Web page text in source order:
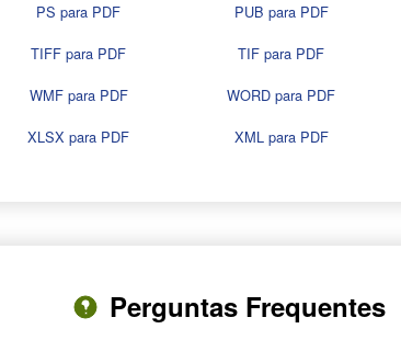
PS para PDF PUB para PDF
TIFF para PDF TIF para PDF
WMF para PDF WORD para PDF
XLSX para PDF XML para PDF
Perguntas Frequentes